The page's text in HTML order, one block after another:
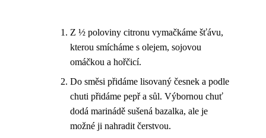
Z ½ poloviny citronu vymačkáme šťávu,
kterou smícháme s olejem, sojovou
omáčkou a hořčicí.
Do směsi přidáme lisovaný česnek a podle
chuti přidáme pepř a sůl. Výbornou chuť
dodá marinádě sušená bazalka, ale je
možné ji nahradit čerstvou.